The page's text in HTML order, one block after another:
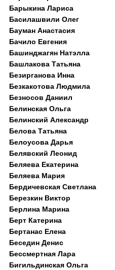
Барыкина Лариса
Басилашвили Олег
Бауман Анастасия
Бачило Евгения
Башинджагян Натэлла
Башлакова Татьяна
Безирганова Инна
Безкакотова Людмила
Безносов Даниил
Белинская Ольга
Белинский Александр
Белова Татьяна
Белоусова Дарья
Белявский Леонид
Беляева Екатерина
Беляева Мария
Бердичевская Светлана
Березкин Виктор
Берлина Марина
Берт Катерина
Бертанас Елена
Беседин Денис
Бессмертная Лара
Бигильдинская Ольга